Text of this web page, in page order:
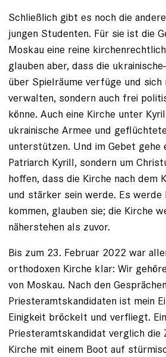
Schließlich gibt es noch die
jungen Studenten. Für sie ist die
Moskau eine reine
glauben aber, dass die
über Spielräume verfüge und
verwalten, sondern auch frei
könne. Auch eine Kirche unter
ukrainische Armee und
unterstützen. Und im Gebet
Patriarch Kyrill, sondern um
hoffen, dass die Kirche nach dem
und stärker sein werde. Es werde
kommen, glauben sie; die Kirche
näherstehen als zuvor.
Bis zum 23. Februar 2022 war
orthodoxen Kirche klar: Wir
von Moskau. Nach den
Priesteramtskandidaten ist mein
Einigkeit bröckelt und verfliegt.
Priesteramtskandidat verglich die
Kirche mit einem Boot auf